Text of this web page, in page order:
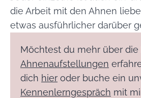
die Arbeit mit den Ahnen
etwas ausführlicher darüber
Möchtest du mehr über die
Ahnenaufstellungen
dich hier oder buche ein
Kennenlerngespräch mit